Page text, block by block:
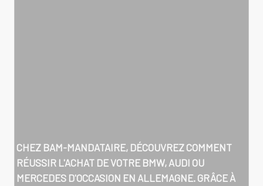
CHEZ BAM-MANDATAIRE, DÉCOUVREZ COMMENT
RÉUSSIR L'ACHAT DE VOTRE BMW, AUDI OU
MERCEDES D'OCCASION EN ALLEMAGNE. GRÂCE À